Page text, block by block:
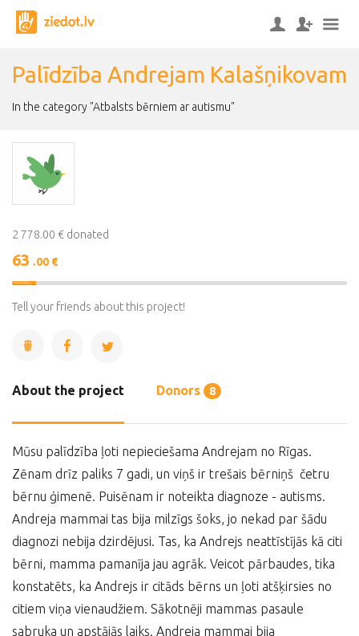
Palīdzība Andrejam Kalašņikovam
In the category "Atbalsts bērniem ar autismu"
2 778.00 € donated
63 .00 €
2%
Complete
Tell your friends about this project!
About the project Donors 8
Mūsu palīdzība ļoti nepieciešama Andrejam no Rīgas.
Zēnam drīz paliks 7 gadi, un viņš ir trešais bērniņš četru
bērnu ģimenē. Puisēnam ir noteikta diagnoze - autisms.
Andreja mammai tas bija milzīgs šoks, jo nekad par šādu
diagnozi nebija dzirdējusi. Tas, ka Andrejs neattīstījās kā citi
bērni, mamma pamanīja jau agrāk. Veicot pārbaudes, tika
konstatēts, ka Andrejs ir citāds bērns un ļoti atšķirsies no
citiem viņa vienaudžiem. Sākotnēji mammas pasaule
sabruka un apstājās laiks. Andreja mammai bija